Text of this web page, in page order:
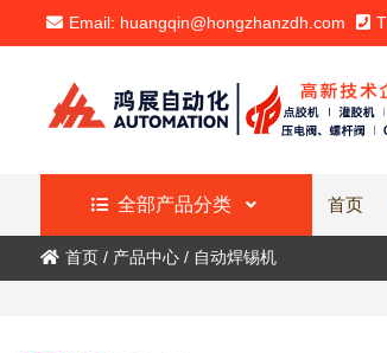
Email: huangqin@hongzhanzdh.com
全部产品分类 首页
首页/ 产品中心/ 自动焊锡机